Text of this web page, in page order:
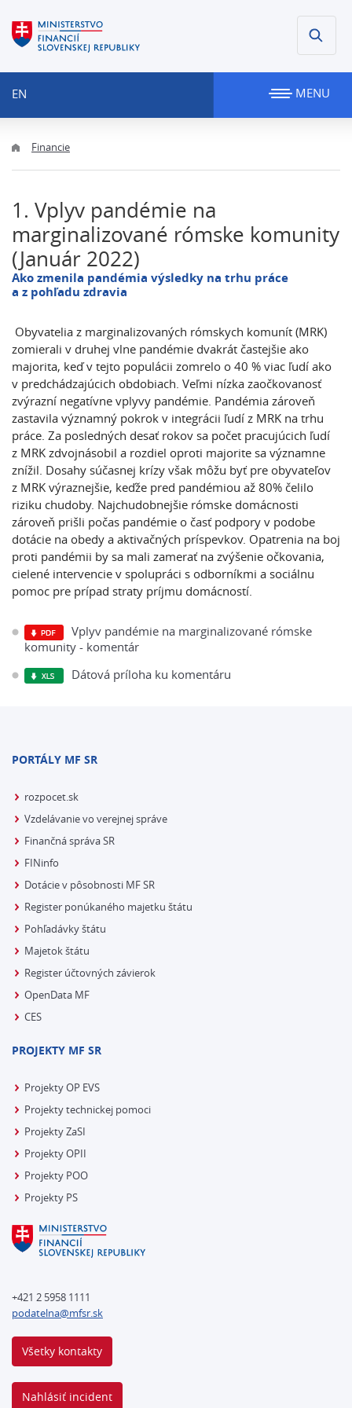
EN MENU
Financie
1. Vplyv pandémie na
marginalizované rómske komunity
(Január 2022)
Ako zmenila pandémia výsledky na trhu práce
a z pohľadu zdravia
Obyvatelia z marginalizovaných rómskych komunít (MRK)
zomierali v druhej vlne pandémie dvakrát častejšie ako
majorita, keď v tejto populácii zomrelo o 40 % viac ľudí ako
v predchádzajúcich obdobiach. Veľmi nízka zaočkovanosť
zvýrazní negatívne vplyvy pandémie. Pandémia zároveň
zastavila významný pokrok v integrácii ľudí z MRK na trhu
práce. Za posledných desať rokov sa počet pracujúcich ľudí
z MRK zdvojnásobil a rozdiel oproti majorite sa významne
znížil. Dosahy súčasnej krízy však môžu byť pre obyvateľov
z MRK výraznejšie, keďže pred pandémiou až 80% čelilo
riziku chudoby. Najchudobnejšie rómske domácnosti
zároveň prišli počas pandémie o časť podpory v podobe
dotácie na obedy a aktivačných príspevkov. Opatrenia na boj
proti pandémii by sa mali zamerať na zvýšenie očkovania,
cielené intervencie v spolupráci s odborníkmi a sociálnu
pomoc pre prípad straty príjmu domácností.
Vplyv pandémie na marginalizované rómske
komunity - komentár
Dátová príloha ku komentáru
PORTÁLY MF SR
rozpocet.sk
Vzdelávanie vo verejnej správe
Finančná správa SR
FINinfo
Dotácie v pôsobnosti MF SR
Register ponúkaného majetku štátu
Pohľadávky štátu
Majetok štátu
Register účtovných závierok
OpenData MF
CES
PROJEKTY MF SR
Projekty OP EVS
Projekty technickej pomoci
Projekty ZaSI
Projekty OPII
Projekty POO
Projekty PS
+421 2 5958 1111
podatelna@mfsr.sk
Všetky kontakty
Nahlásiť incident